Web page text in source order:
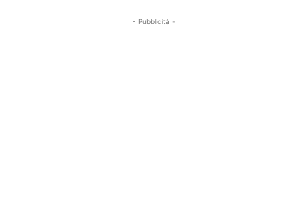
- Pubblicità -